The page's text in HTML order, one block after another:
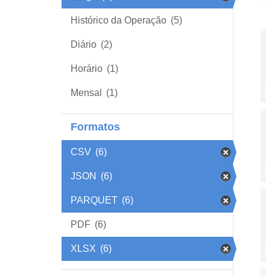
Histórico da Operação (5)
Diário (2)
Horário (1)
Mensal (1)
Formatos
CSV (6)
JSON (6)
PARQUET (6)
PDF (6)
XLSX (6)